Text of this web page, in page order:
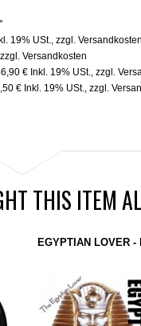
19% USt.,zzgl.Versandkosten
zzgl.Versandkosten
€ Inkl. 19% USt.,zzgl.
€ Inkl. 19% USt.,zzgl.
THIS ITEM